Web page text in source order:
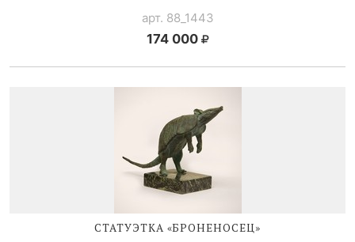
арт. 88_1443
174 000
СТАТУЭТКА «БРОНЕНОСЕЦ»